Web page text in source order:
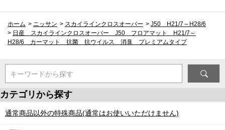
ホーム > ニッサン > スカイラインクロスオーバー > J50 H21/7～H28/6
> 日産 スカイラインクロスオーバー J50 フロアマット H21/7～
H28/6 カーマット 抗菌 抗ウイルス 消臭 プレミアムタイプ
キーワードから探す
カテゴリから探す
通常商品以外の特殊商品(通常はお使いいただけません)